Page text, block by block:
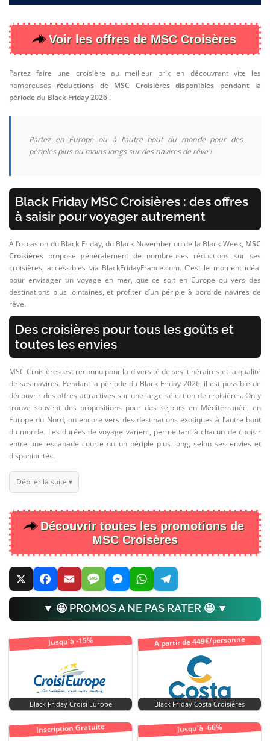
🏡 MAISON
✈ VOLS, HOTELS & ACTIVITÉS
⭐ ARTICLES LES PLUS VENDUS
📧 NEWSLETTER
🏷️ TOP 40 DES (+) GROSSES REMISES
Voir les offres de MSC Croisères
Partez faire une croisière au meilleur prix en découvrant vite les
nombreuses réductions de MSC Croisières disponibles pendant la
période du Black Friday 2026 !
Partez en Europe ou à l’autre bout du monde pour des
périples plus ou moins longs sur des navires de rêve !
Black Friday MSC Croisières : des offres
à saisir pour voyager autrement
À l’occasion du Black Friday, du Black November ou de la Black Week, MSC
Croisières propose généralement de nombreuses réductions sur ses
croisières, accessibles via BlackFridayFrance.com. C’est le moment idéal
pour envisager un voyage en mer, que ce soit en Europe ou vers des
destinations plus lointaines, et profiter d’un périple à bord de navires de
rêve.
Des croisières pour tous les goûts et
toutes les envies
MSC Croisières est reconnu pour la diversité de ses itinéraires et la qualité
de ses navires. Pendant la période du Black Friday 2026, il est possible de
découvrir des offres attractives sur une large sélection de croisières. On y
trouve souvent des propositions pour des séjours en Méditerranée, en
Europe du Nord, ou encore vers des destinations exotiques à l’autre bout
du monde. Les durées de voyage varient, permettant à chacun de choisir
entre une escapade courte ou un périple plus long, selon ses envies et
disponibilités.
Déplier la suite ▾
Découvrir toutes les promotions de
MSC Croisères
▼ 🤩 PROMOS A NE PAS RATER 🤩 ▼
Jusqu'à -15%
Black Friday Croisi Europe
A partir de 449€/personne
Black Friday Costa Croisières
Inscription Gratuite Jusqu'à -66%